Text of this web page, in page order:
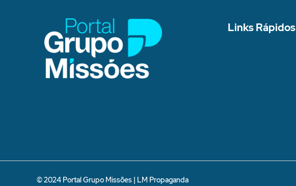
Links Rápidos
© 2024 Portal Grupo Missões | LM Propaganda